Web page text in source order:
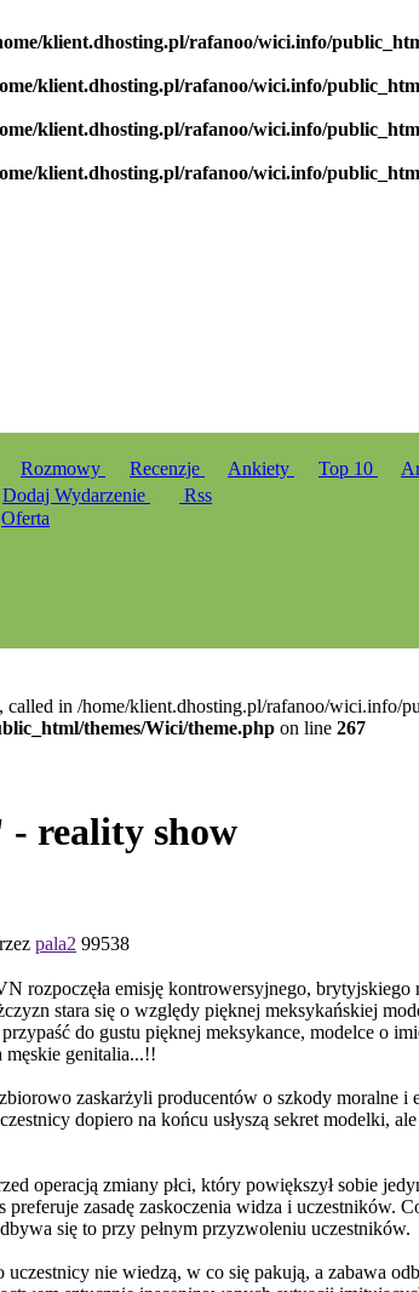
klient.dhosting.pl/rafanoo/wici.info/
klient.dhosting.pl/rafanoo/wici.info/
klient.dhosting.pl/rafanoo/wici.info/
klient.dhosting.pl/rafanoo/wici.info/
Rozmowy Recenzje Ankiety Top 10
Dodaj Wydarzenie
Rss
Oferta
called in /home/klient.dhosting.pl/rafanoo/wici.info/
themes/Wici/theme.php on line 267
reality show
pala2 99538
rozpoczęła emisję kontrowersyjnego, brytyjskiego
stara się o względy pięknej meksykańskiej
do gustu pięknej meksykance, modelce o
męskie genitalia...!!
zaskarżyli producentów o szkody moralne i
dopiero na końcu usłyszą sekret modelki,
operacją zmiany płci, który powiększył sobie
zasadę zaskoczenia widza i uczestników.
się to przy pełnym przyzwoleniu uczestników.
nie wiedzą, w co się pakują, a zabawa